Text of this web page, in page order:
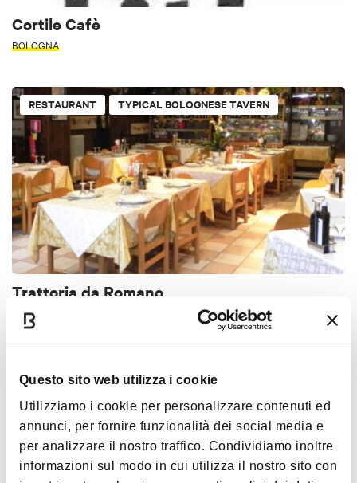
Questo sito web utilizza i cookie
Utilizziamo i cookie per personalizzare contenuti ed
annunci, per fornire funzionalità dei social media e
per analizzare il nostro traffico. Condividiamo inoltre
informazioni sul modo in cui utilizza il nostro sito con
Cortile Cafè
BOLOGNA
RESTAURANT TYPICAL BOLOGNESE TAVERN
Trattoria da Romano
BOLOGNA
RESTAURANT PIZZERIA Bologna Welcome Card